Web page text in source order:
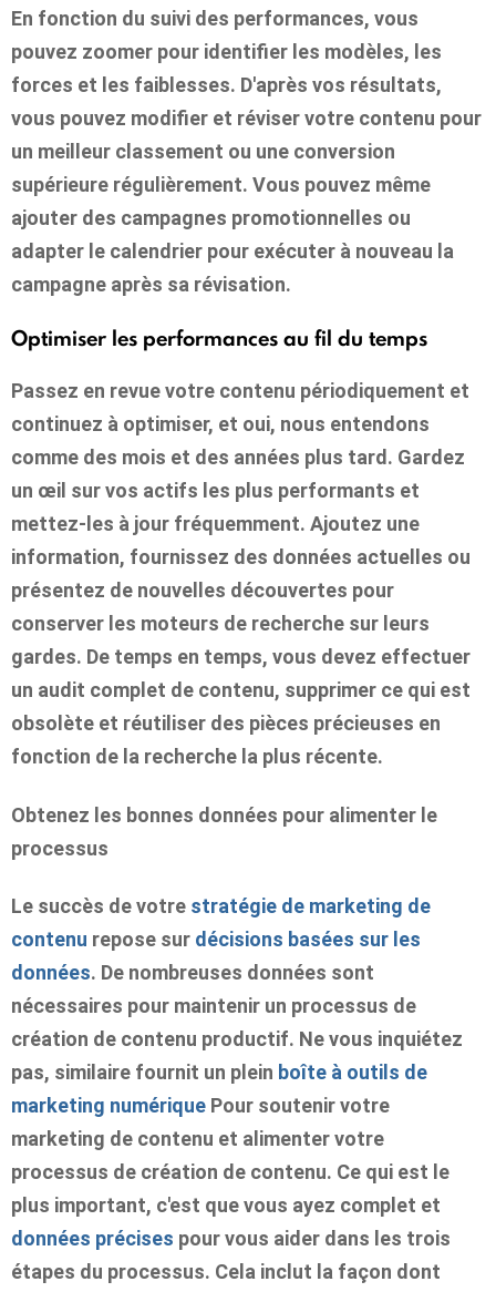
En fonction du suivi des performances, vous
pouvez zoomer pour identifier les modèles, les
forces et les faiblesses. D'après vos résultats,
vous pouvez modifier et réviser votre contenu pour
un meilleur classement ou une conversion
supérieure régulièrement. Vous pouvez même
ajouter des campagnes promotionnelles ou
adapter le calendrier pour exécuter à nouveau la
campagne après sa révisation.
Optimiser les performances au fil du temps
Passez en revue votre contenu périodiquement et
continuez à optimiser, et oui, nous entendons
comme des mois et des années plus tard. Gardez
un œil sur vos actifs les plus performants et
mettez-les à jour fréquemment. Ajoutez une
information, fournissez des données actuelles ou
présentez de nouvelles découvertes pour
conserver les moteurs de recherche sur leurs
gardes. De temps en temps, vous devez effectuer
un audit complet de contenu, supprimer ce qui est
obsolète et réutiliser des pièces précieuses en
fonction de la recherche la plus récente.
Obtenez les bonnes données pour alimenter le
processus
Le succès de votre stratégie de marketing de
contenu repose sur décisions basées sur les
données. De nombreuses données sont
nécessaires pour maintenir un processus de
création de contenu productif. Ne vous inquiétez
pas, similaire fournit un plein boîte à outils de
marketing numérique Pour soutenir votre
marketing de contenu et alimenter votre
processus de création de contenu. Ce qui est le
plus important, c'est que vous ayez complet et
données précises pour vous aider dans les trois
étapes du processus. Cela inclut la façon dont